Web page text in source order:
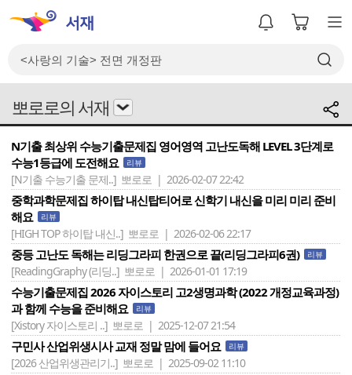
뽀로로의 서재
N기출 최상위 수능기출문제집 영어영역 고난도독해 LEVEL 3단계로
수능1등급에 도전해요
리뷰
[N기출 수능기출 문제..] 뽀로로 | 2026-02-07 22:42
중학과학문제집 하이탑 내신탑티어로 신학기 내신을 미리 미리 준비
해요
리뷰
[HIGH TOP 하이탑 내신..] 뽀로로 | 2026-02-06 22:17
중등 고난도 독해는 리딩그라피 한권으로 끝(리딩그라피6권) 리뷰
[ReadingGraphy (리딩..] 뽀로로 | 2026-01-01 17:19
수능기출문제집 2026 자이스토리 고2생명과학 (2022 개정교육과정)
과 함께 수능을 준비해요
리뷰
[Xistory 자이스토리 ..] 뽀로로 | 2025-12-07 21:54
구민사 산업위생시사 교재 정말 맘에 들어요 리뷰
[2026 산업위생관리기..] 뽀로로 | 2025-09-02 11:10